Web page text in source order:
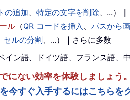
の追加、 特定の文字を削除、...） ｜
ル （QR コードを挿入 、 パスから
セルの分割、...） ｜ さらに多数
ン語、ドイツ語、フランス語、
ない効率を体験しましょう。
今すぐ入手するにはこちらを